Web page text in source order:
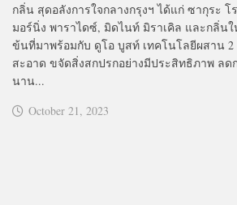
กลิ่น สุดอลังการใจกลางกรุงฯ ได้แก่ ซากุระ
มอร์นิ่ง พาราไดซ์, มิดไนท์ มิราเคิล และกลิ่น
ข้นที่มาพร้อมกับ ดูโอ บูสท์ เทคโนโลยีผสาน
สะอาด ขจัดสิ่งสกปรกอย่างมีประสิทธิภาพ ล
นาน...
October 21, 2023